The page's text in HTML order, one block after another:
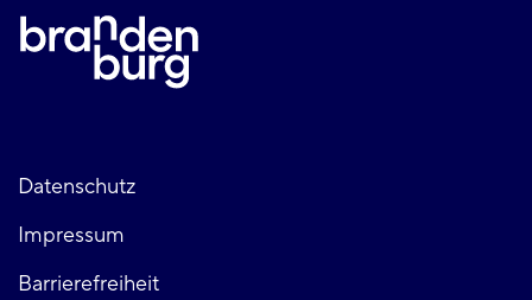
Fußzeile
links
Datenschutz
Impressum
Barrierefreiheit